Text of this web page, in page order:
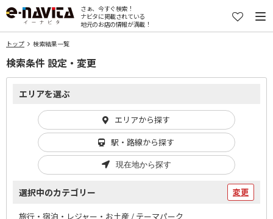
さぁ、今すぐ検索！
ナビタに掲載されている
地元のお店の情報が満載！
トップ 検索結果一覧
検索条件 設定・変更
エリアを選ぶ
エリアから探す
駅・路線から探す
現在地から探す
選択中のカテゴリー 変更
旅行・宿泊・レジャー・お土産 / テーマパーク